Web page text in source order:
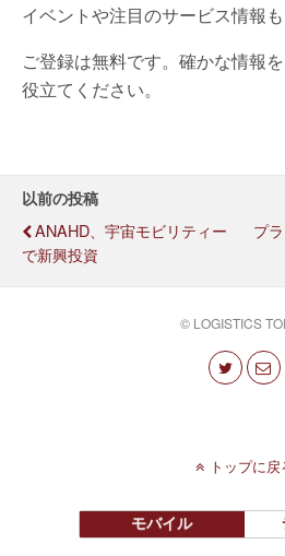
イベントや注目のサービス情報も
ご登録は無料です。確かな情報
役立てください。
以前の投稿
ANAHD、宇宙モビリティー
で新興投資
プ
© LOGISTICS
トップに戻
モバイル